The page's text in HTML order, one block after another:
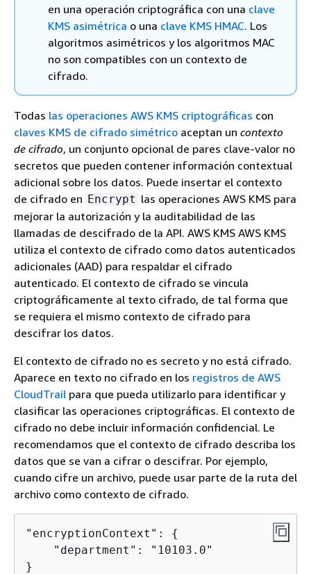
en una operación criptográfica con una clave
KMS asimétrica o una clave KMS HMAC. Los
algoritmos asimétricos y los algoritmos MAC
no son compatibles con un contexto de
cifrado.
Todas las operaciones AWS KMS criptográficas con
claves KMS de cifrado simétrico aceptan un contexto
de cifrado, un conjunto opcional de pares clave-valor no
secretos que pueden contener información contextual
adicional sobre los datos. Puede insertar el contexto
de cifrado en Encrypt las operaciones AWS KMS para
mejorar la autorización y la auditabilidad de las
llamadas de descifrado de la API. AWS KMS AWS KMS
utiliza el contexto de cifrado como datos autenticados
adicionales (AAD) para respaldar el cifrado
autenticado. El contexto de cifrado se vincula
criptográficamente al texto cifrado, de tal forma que
se requiera el mismo contexto de cifrado para
descifrar los datos.
El contexto de cifrado no es secreto y no está cifrado.
Aparece en texto no cifrado en los registros de AWS
CloudTrail para que pueda utilizarlo para identificar y
clasificar las operaciones criptográficas. El contexto de
cifrado no debe incluir información confidencial. Le
recomendamos que el contexto de cifrado describa los
datos que se van a cifrar o descifrar. Por ejemplo,
cuando cifre un archivo, puede usar parte de la ruta del
archivo como contexto de cifrado.
"encryptionContext": {
    "department": "10103.0"
}